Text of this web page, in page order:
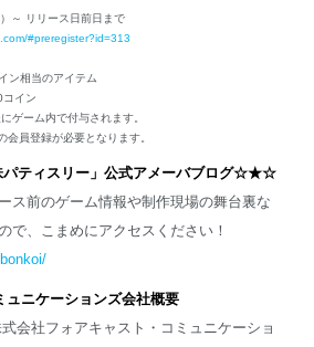
～ リリース日前日まで
#preregister?id=313
相当のアイテム
ン
ゲーム内で付与されます。
員登録が必要となります。
パティスリー」公式アメーバブログ☆★☆
ス前のゲーム情報や制作現場の舞台裏な
で、こまめにアクセスください！
ュニケーションズ会社概要
アキャスト・コミュニケーショ